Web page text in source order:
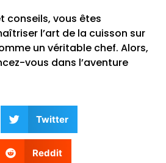
conseils, vous êtes
l’art de la cuisson sur
un véritable chef. Alors,
vous dans l’aventure
Twitter
Reddit